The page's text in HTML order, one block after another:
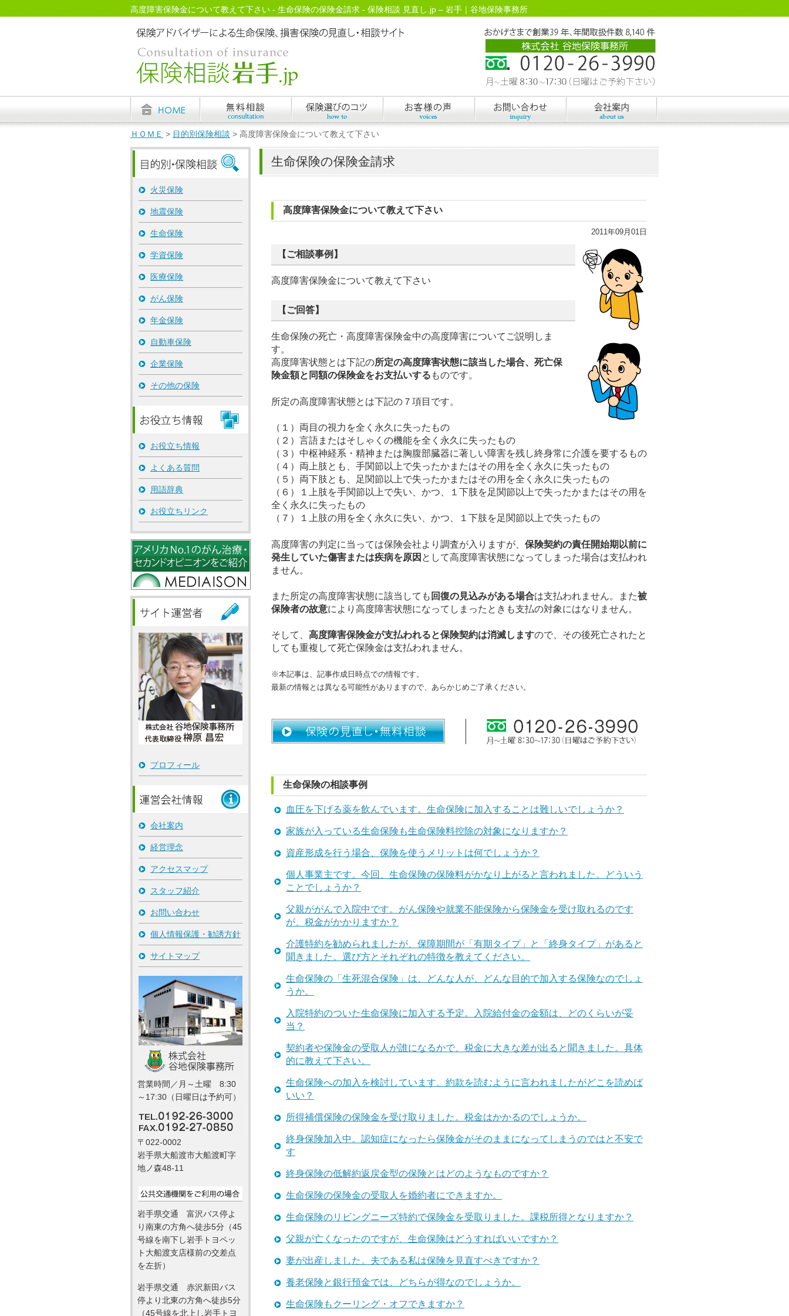
高度障害保険金について教えて下さい - 生命保険の保険金請求 - 保険相談 見直し.jp – 岩手｜谷地保険事務所
ＨＯＭＥ > 目的別保険相談 > 高度障害保険金について教えて下さい
生命保険の保険金請求
高度障害保険金について教えて下さい
2011年09月01日
【ご相談事例】
高度障害保険金について教えて下さい
【ご回答】
生命保険の死亡・高度障害保険金中の高度障害についてご説明しま
す。
高度障害状態とは下記の所定の高度障害状態に該当した場合、死亡保
険金額と同額の保険金をお支払いする ものです。
所定の高度障害状態とは下記の７項目です。
（１）両目の視力を全く永久に失ったもの
（２）言語またはそしゃくの機能を全く永久に失ったもの
（３）中枢神経系・精神または胸腹部臓器に著しい障害を残し終身常に介護を要するもの
（４）両上肢とも、手関節以上で失ったかまたはその用を全く永久に失ったもの
（５）両下肢とも、足関節以上で失ったかまたはその用を全く永久に失ったもの
（６）１上肢を手関節以上で失い、かつ、１下肢を足関節以上で失ったかまたはその用を
全く永久に失ったもの
（７）１上肢の用を全く永久に失い、かつ、１下肢を足関節以上で失ったもの
高度障害の判定に当っては保険会社より調査が入りますが、 保険契約の責任開始期以前に
発生していた傷害または疾病を原因 として高度障害状態になってしまった場合は支払われ
ません。
また所定の高度障害状態に該当しても 回復の見込みがある場合は支払われません。また被
保険者の故意により高度障害状態になってしまったときも支払の対象にはなりません。
そして、 高度障害保険金が支払われると保険契約は消滅しますので、その後死亡されたと
しても重複して死亡保険金は支払われません。
※本記事は、記事作成日時点での情報です。
最新の情報とは異なる可能性がありますので、あらかじめご了承ください。
生命保険の相談事例
血圧を下げる薬を飲んでいます。生命保険に加入することは難しいでしょうか？
家族が入っている生命保険も生命保険料控除の対象になりますか？
資産形成を行う場合、保険を使うメリットは何でしょうか？
個人事業主です。今回、生命保険の保険料がかなり上がると言われました。どういう
ことでしょうか？
父親ががんで入院中です。がん保険や就業不能保険から保険金を受け取れるのです
が、税金がかかりますか？
介護特約を勧められましたが、保障期間が「有期タイプ」と「終身タイプ」があると
聞きました。選び方とそれぞれの特徴を教えてください。
生命保険の「生死混合保険」は、どんな人が、どんな目的で加入する保険なのでしょ
うか。
入院特約のついた生命保険に加入する予定。入院給付金の金額は、どのくらいが妥
当？
契約者や保険金の受取人が誰になるかで、税金に大きな差が出ると聞きました。具体
的に教えて下さい。
生命保険への加入を検討しています。約款を読むように言われましたがどこを読めば
いい？
所得補償保険の保険金を受け取りました。税金はかかるのでしょうか。
終身保険加入中。認知症になったら保険金がそのままになってしまうのではと不安で
す
終身保険の低解約返戻金型の保険とはどのようなものですか？
生命保険の保険金の受取人を婚約者にできますか。
生命保険のリビングニーズ特約で保険金を受取りました。課税所得となりますか？
父親が亡くなったのですが、生命保険はどうすればいいですか？
妻が出産しました。夫である私は保険を見直すべきですか？
養老保険と銀行預金では、どちらが得なのでしょうか。
生命保険もクーリング・オフできますか？
火災保険
地震保険
生命保険
学資保険
医療保険
がん保険
年金保険
自動車保険
企業保険
その他の保険
お役立ち情報
よくある質問
用語辞典
お役立ちリンク
プロフィール
会社案内
経営理念
アクセスマップ
スタッフ紹介
お問い合わせ
個人情報保護・勧誘方針
サイトマップ
営業時間／月～土曜 8:30
～17:30（日曜日は予約可）
〒022-0002
岩手県大船渡市大船渡町字
地ノ森48-11
岩手県交通 富沢バス停よ
り南東の方角へ徒歩5分（45
号線を南下し岩手トヨペッ
ト大船渡支店様前の交差点
を左折）
岩手県交通 赤沢新田バス
停より北東の方角へ徒歩5分
（45号線を北上し岩手トヨ